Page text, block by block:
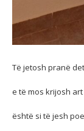
Të jetosh pranë
e të mos krijosh art
është si të jesh